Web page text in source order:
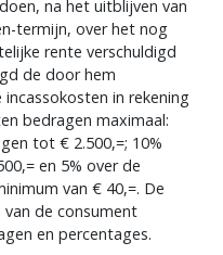
na het uitblijven van
termijn, over het nog
rente verschuldigd
de door hem
in rekening
bedragen maximaal:
tot € 2.500,=; 10%
en 5% over de
van € 40,=. De
de consument
en percentages.